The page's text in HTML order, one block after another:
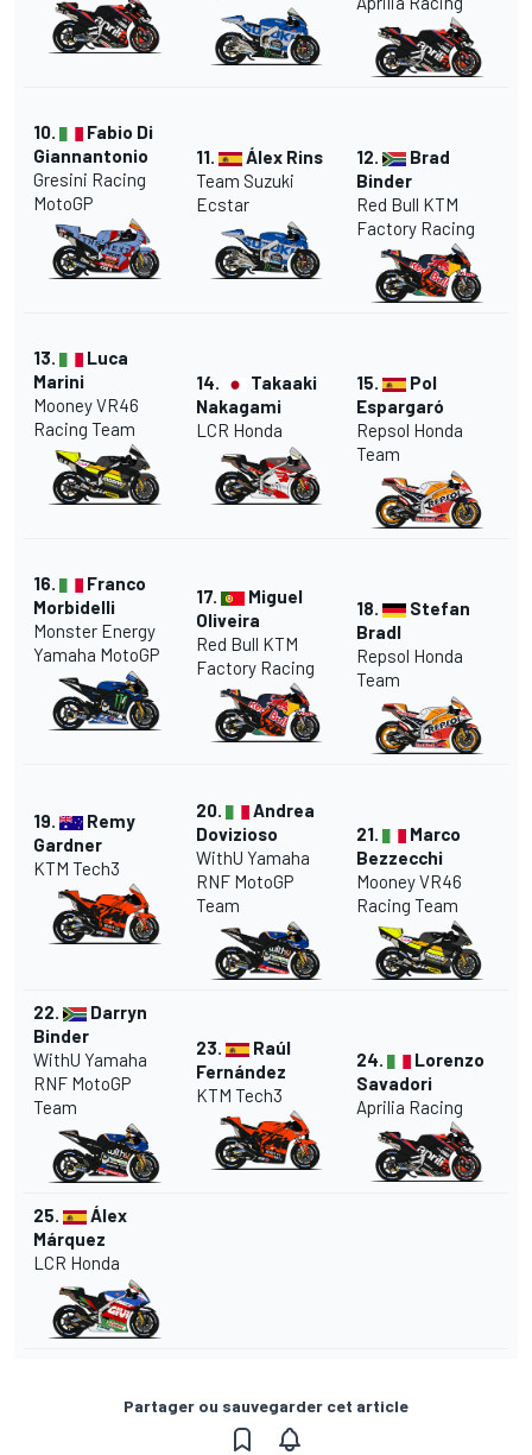
10.
Fabio Di
Giannantonio
Gresini Racing
MotoGP
11.
Álex Rins
Team Suzuki
Ecstar
12.
Brad
Binder
Red Bull KTM
Factory Racing
13.
Luca
Marini
Mooney VR46
Racing Team
14.
Takaaki
Nakagami
LCR Honda
15.
Pol
Espargaró
Repsol Honda
Team
16.
Franco
Morbidelli
Monster Energy
Yamaha MotoGP
17.
Miguel
Oliveira
Red Bull KTM
Factory Racing
18.
Stefan
Bradl
Repsol Honda
Team
19.
Remy
Gardner
KTM Tech3
20.
Andrea
Dovizioso
WithU Yamaha
RNF MotoGP
Team
21.
Marco
Bezzecchi
Mooney VR46
Racing Team
22.
Darryn
Binder
WithU Yamaha
RNF MotoGP
Team
23.
Raúl
Fernández
KTM Tech3
24.
Lorenzo
Savadori
Aprilia Racing
25.
Álex
Márquez
LCR Honda
Partager ou sauvegarder cet article